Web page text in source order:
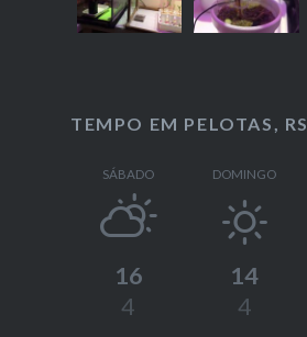
TEMPO EM PELOTAS, RS
SÁBADO
16
4
DOMINGO
14
4